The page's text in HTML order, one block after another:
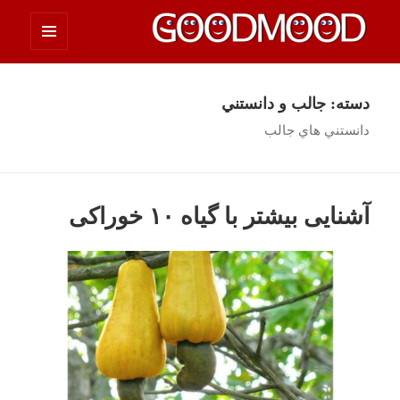
چیزای خووب مووب
دسته:جالب و دانستني
دانستني هاي جالب
آشنایی بیشتر با گیاه ۱۰ خوراکی